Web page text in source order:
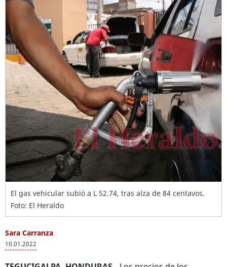
El gas vehicular subió a L 52.74, tras alza de 84 centavos.
Foto: El Heraldo
Sara Carranza
10.01.2022